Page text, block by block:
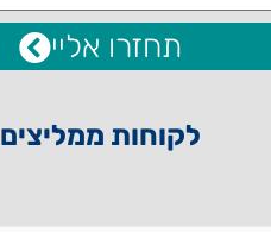
תחזרו אליי
לקוחות ממליצים